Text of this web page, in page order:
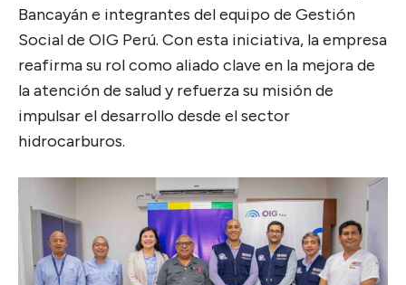
Bancayán e integrantes del equipo de Gestión
Social de OIG Perú. Con esta iniciativa, la empresa
reafirma su rol como aliado clave en la mejora de
la atención de salud y refuerza su misión de
impulsar el desarrollo desde el sector
hidrocarburos.